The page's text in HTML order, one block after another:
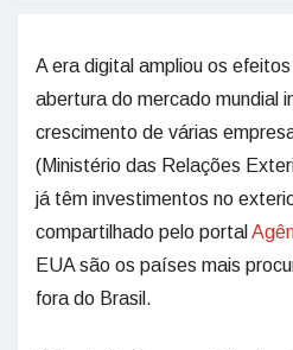
A era digital ampliou os
abertura do mercado mundial
crescimento de várias
(Ministério das Relações
já têm investimentos no
compartilhado pelo portal
EUA são os países mais
fora do Brasil.